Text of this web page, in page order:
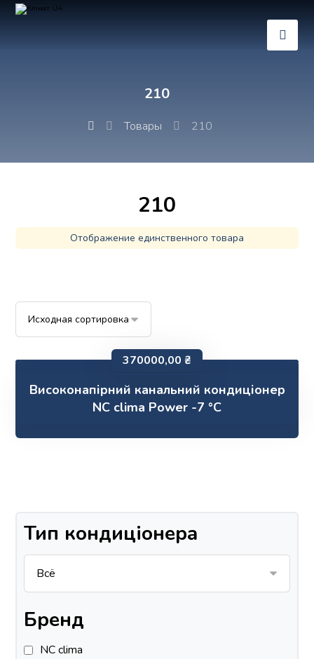
210
Товары 210
210
Отображение единственного товара
Високонапірний канальний кондиціонер
NC clima Power -7 °C
370000,00 ₴
Тип кондиціонера
Бренд
NC clima